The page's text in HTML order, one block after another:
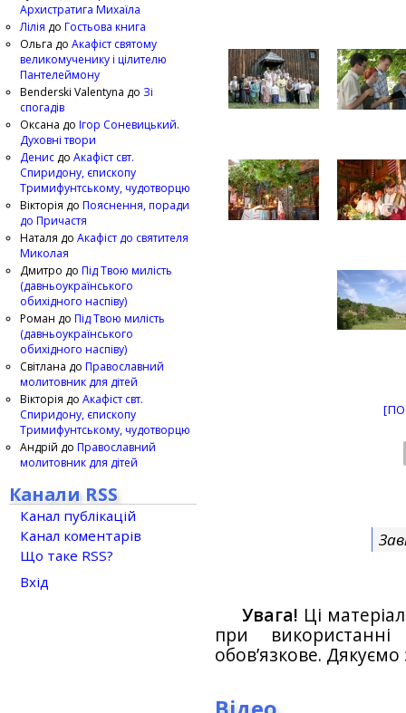
Увага! Ці
при
обов’язкове.
Архистратига Михаїла
Лілія до Гостьова книга
Ольга до Акафіст святому
великомученику і цілителю
Пантелеймону
Benderski Valentyna до Зі
спогадів
Оксана до Ігор Соневицький.
Духовні твори
Денис до Акафіст свт.
Спиридону, єпископу
Тримифунтському, чудотворцю
Вікторія до Пояснення, поради
до Причастя
Наталя до Акафіст до святителя
Миколая
Дмитро до Під Твою милість
(давньоукраїнського
обихідного наспіву)
Роман до Під Твою милість
(давньоукраїнського
обихідного наспіву)
Світлана до Православний
молитовник для дітей
Вікторія до Акафіст свт.
Спиридону, єпископу
Тримифунтському, чудотворцю
Андрій до Православний
молитовник для дітей
Канали RSS
Канал публікацій
Канал коментарів
Що таке RSS?
Вхід